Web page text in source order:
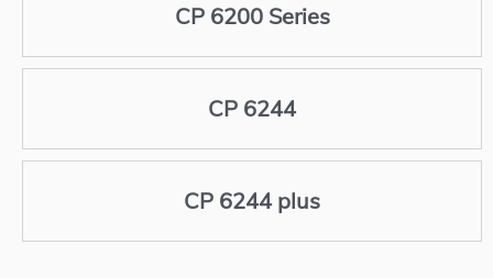
CP 6200 Series
CP 6244
CP 6244 plus